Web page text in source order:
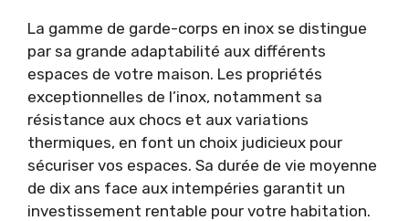
La gamme de garde-corps en inox se distingue
par sa grande adaptabilité aux différents
espaces de votre maison. Les propriétés
exceptionnelles de l’inox, notamment sa
résistance aux chocs et aux variations
thermiques, en font un choix judicieux pour
sécuriser vos espaces. Sa durée de vie moyenne
de dix ans face aux intempéries garantit un
investissement rentable pour votre habitation.